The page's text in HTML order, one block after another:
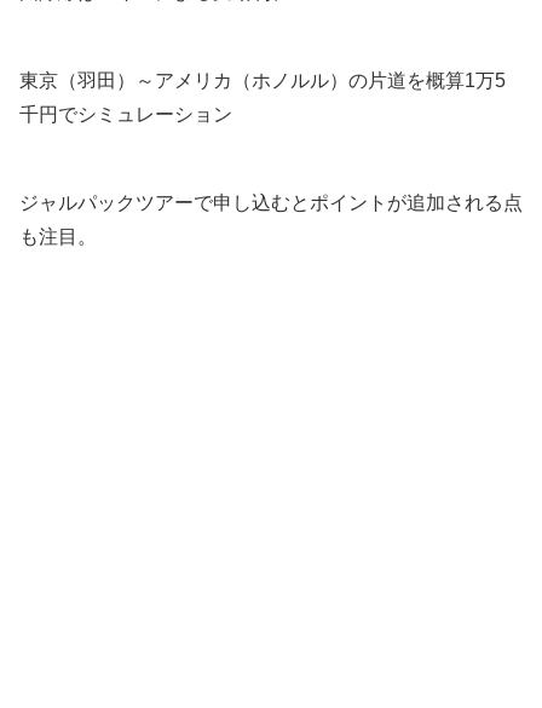
東京（羽田）～アメリカ（ホノルル）の片道を概算1万5
千円でシミュレーション
ジャルパックツアーで申し込むとポイントが追加される点
も注目。